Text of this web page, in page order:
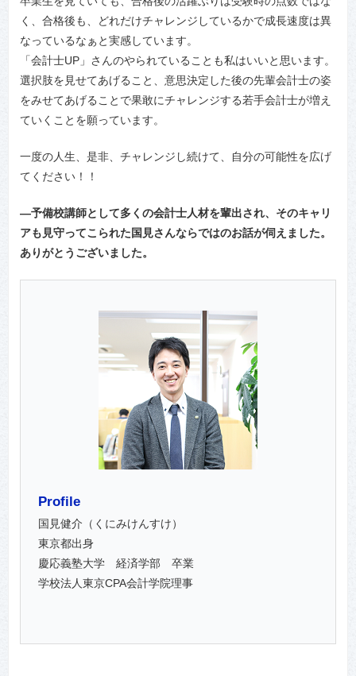
く、合格後も、どれだけチャレンジしているかで成長速度は異
なっているなぁと実感しています。
「会計士UP」さんのやられていることも私はいいと思います。
選択肢を見せてあげること、意思決定した後の先輩会計士の姿
をみせてあげることで果敢にチャレンジする若手会計士が増え
ていくことを願っています。
一度の人生、是非、チャレンジし続けて、自分の可能性を広げ
てください！！
―予備校講師として多くの会計士人材を輩出され、そのキャリ
アも見守ってこられた国見さんならではのお話が伺えました。
ありがとうございました。
Profile
国見健介（くにみけんすけ）
東京都出身
慶応義塾大学 経済学部 卒業
学校法人東京CPA会計学院理事